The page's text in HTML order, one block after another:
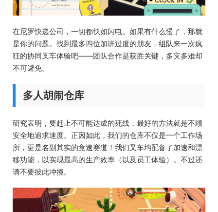
在尼罗快递公司，一切都快如闪电。如果有什么慢了，那就
是你的问题。找到最多四位加班过度的朋友，组队来一次疯
狂的协同叉车体验吧——团队合作是获胜关键，多灾多难却
不可避免。
多人胡闹仓库
研究表明，要赶上不可能达成的死线，最好的方法就是不顾
安全地追求速度。正因如此，我们的仓库不仅是一个工作场
所，更是名副其实的竞速赛道！我们叉车均配备了加速和漂
移功能，以实现最高的生产效率（以及员工体验）。不过还
请不要彼此冲撞。